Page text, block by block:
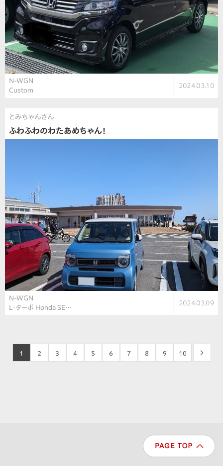
N-WGN
Custom
2024.03.10
とみちゃんさん
ふわふわのわたあめちゃん！
N-WGN
L・ターボ Honda SE…
2024.03.09
1 2 3 4 5 6 7 8 9 10 >